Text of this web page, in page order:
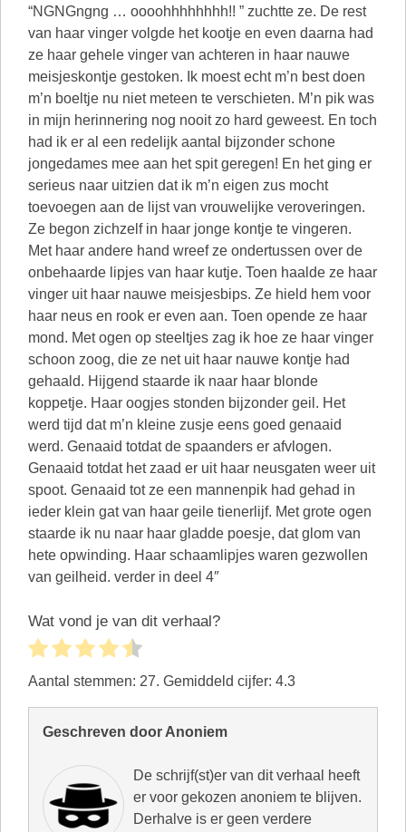
“NGNGngng … oooohhhhhhhh!! ” zuchtte ze. De rest
van haar vinger volgde het kootje en even daarna had
ze haar gehele vinger van achteren in haar nauwe
meisjeskontje gestoken. Ik moest echt m’n best doen
m’n boeltje nu niet meteen te verschieten. M’n pik was
in mijn herinnering nog nooit zo hard geweest. En toch
had ik er al een redelijk aantal bijzonder schone
jongedames mee aan het spit geregen! En het ging er
serieus naar uitzien dat ik m’n eigen zus mocht
toevoegen aan de lijst van vrouwelijke veroveringen.
Ze begon zichzelf in haar jonge kontje te vingeren.
Met haar andere hand wreef ze ondertussen over de
onbehaarde lipjes van haar kutje. Toen haalde ze haar
vinger uit haar nauwe meisjesbips. Ze hield hem voor
haar neus en rook er even aan. Toen opende ze haar
mond. Met ogen op steeltjes zag ik hoe ze haar vinger
schoon zoog, die ze net uit haar nauwe kontje had
gehaald. Hijgend staarde ik naar haar blonde
koppetje. Haar oogjes stonden bijzonder geil. Het
werd tijd dat m’n kleine zusje eens goed genaaid
werd. Genaaid totdat de spaanders er afvlogen.
Genaaid totdat het zaad er uit haar neusgaten weer uit
spoot. Genaaid tot ze een mannenpik had gehad in
ieder klein gat van haar geile tienerlijf. Met grote ogen
staarde ik nu naar haar gladde poesje, dat glom van
hete opwinding. Haar schaamlipjes waren gezwollen
van geilheid. verder in deel 4″
Wat vond je van dit verhaal?
Aantal stemmen: 27. Gemiddeld cijfer: 4.3
Geschreven door Anoniem
De schrijf(st)er van dit verhaal heeft
er voor gekozen anoniem te blijven.
Derhalve is er geen verdere